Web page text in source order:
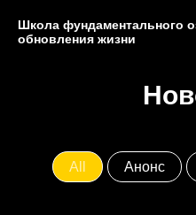
Школа фундаментального
обновления жизни
All Анонс